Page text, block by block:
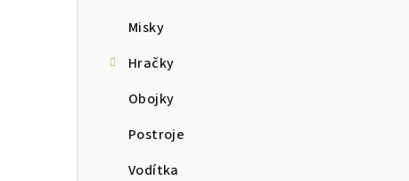
Misky
Hračky
Obojky
Postroje
Vodítka